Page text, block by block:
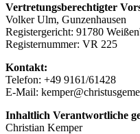
Vertretungsberechtigter
Volker Ulm, Gunzenhausen
Registergericht: 91780
Registernummer: VR 225
Kontakt:
Telefon: +49 9161/61428
E-Mail:
Inhaltlich Verantwortliche
Christian Kemper